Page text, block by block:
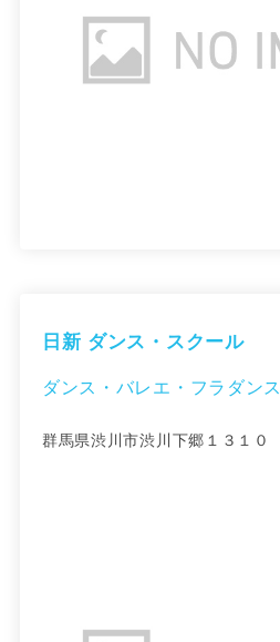
日新 ダンス・スクール
ダンス・バレエ・フラダンス
群馬県渋川市渋川下郷１３１０